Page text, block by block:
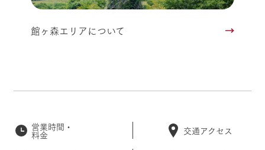
館ヶ森エリアについて
営業時間・
料金 交通アクセス